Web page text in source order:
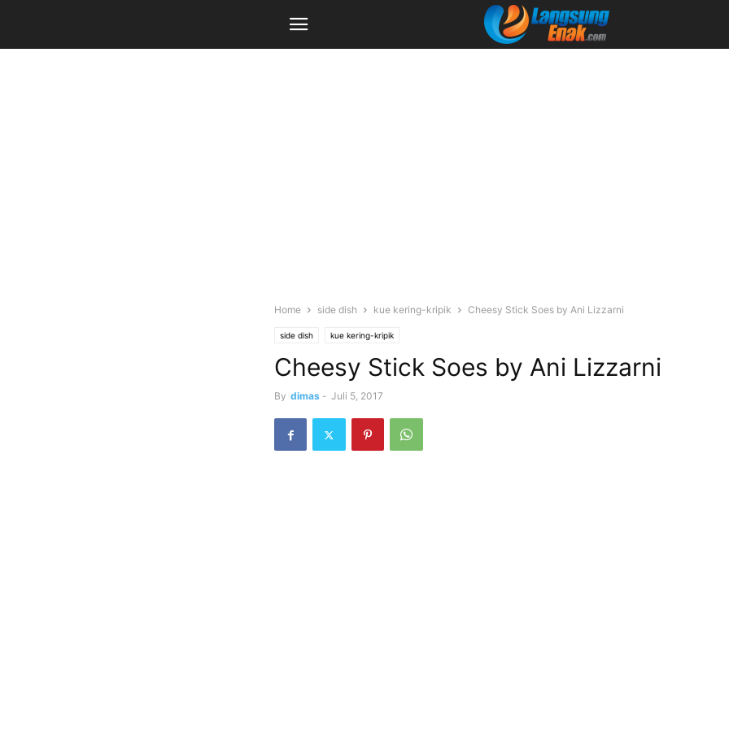
Home side dish kue kering-kripik Cheesy Stick Soes by Ani Lizzarni
side dish kue kering-kripik
Cheesy Stick Soes by Ani Lizzarni
By dimas - Juli 5, 2017